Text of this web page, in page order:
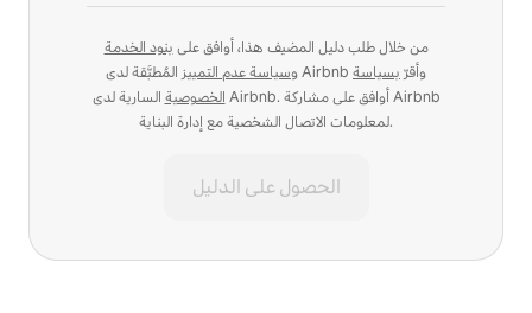
من خلال طلب دليل المضيف هذا، أوافق على بنود الخدمة
وسياسة عدم التمييز المُطبَّقة لدى Airbnb وأقرّ بسياسة
الخصوصية السارية لدى Airbnb. أوافق على مشاركة Airbnb
لمعلومات الاتصال الشخصية مع إدارة البناية.
الحصول على الدليل